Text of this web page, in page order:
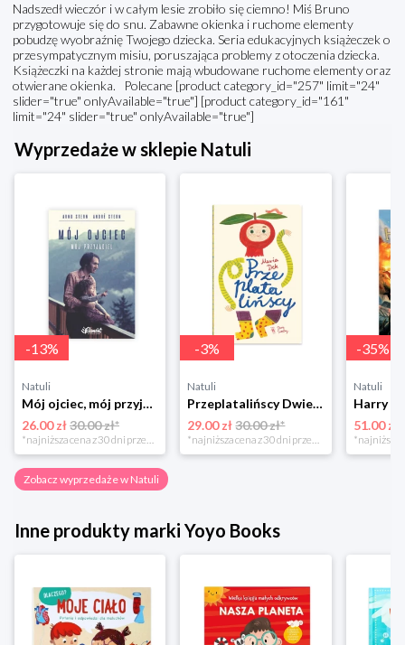
Nadszedł wieczór i w całym lesie zrobiło się ciemno! Miś Bruno
przygotowuje się do snu. Zabawne okienka i ruchome elementy
pobudzę wyobraźnię Twojego dziecka. Seria edukacyjnych książeczek o
przesympatycznym misiu, poruszająca problemy z otoczenia dziecka.
Książeczki na każdej stronie mają wbudowane ruchome elementy oraz
otwierane okienka. Polecane [product category_id="257" limit="24"
slider="true" onlyAvailable="true"] [product category_id="161"
limit="24" slider="true" onlyAvailable="true"]
Wyprzedaże w sklepie Natuli
-13%
Natuli
Mój ojciec, mój przyjaciel Element
26.00 zł30.00 zł*
*najniższa cena z 30 dni przed obniżką
-3%
Natuli
Przeplatalińscy Dwie siostry
29.00 zł 30.00 zł*
*najniższa cena z 30 dni przed obniżką
-35%
Natuli
51.00 zł
Zobacz wyprzedaże w Natuli
Inne produkty marki Yoyo Books